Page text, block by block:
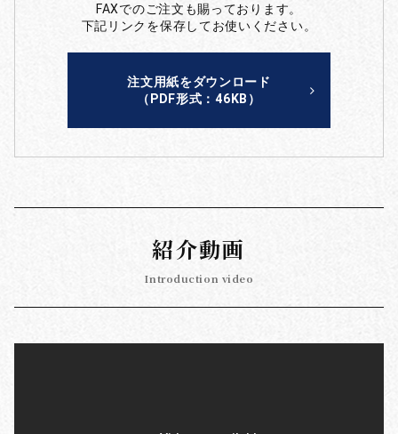
FAXでのご注文も賜っております。
下記リンクを保存してお使いください。
注文用紙をダウンロード
（PDF形式：46KB）
紹介動画
Introduction video